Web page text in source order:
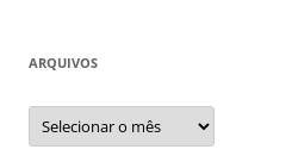
ARQUIVOS
Arquivos